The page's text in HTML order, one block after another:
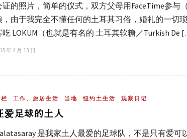
证的照片，简单的仪式，双方父母用FaceTime参与
，由于我完全不懂任何的土耳其习俗，婚礼的一切
吃 LOKUM（也就是有名的 土耳其软糖／Turkish
年 4 月 13 日
工作、旅居生活 当地 纽约土生活 观察日记
爱足球的土人
是我家土人最爱的足球队，不是只有爱